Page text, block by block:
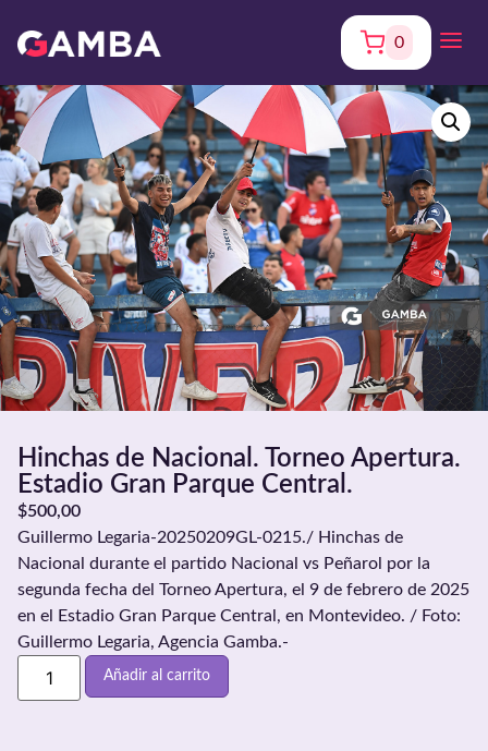
0
Hinchas de Nacional. Torneo Apertura.
Estadio Gran Parque Central.
$500,00
Guillermo Legaria-20250209GL-0215./ Hinchas de
Nacional durante el partido Nacional vs Peñarol por la
segunda fecha del Torneo Apertura, el 9 de febrero de 2025
en el Estadio Gran Parque Central, en Montevideo. / Foto:
Guillermo Legaria, Agencia Gamba.-
Añadir al carrito